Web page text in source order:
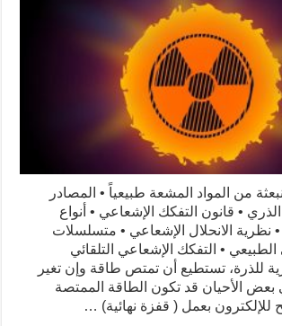
من المواد المشعة طبيعياً • المصادر
الذري • قانون التفكك الإشعاعي • أنواع
نظرية الانحلال الإشعاعي • متسلسلات
• التفكك الإشعاعي التلقائي
للذرة، تستطيع أن تمتص طاقة وإن تغير
الأحيان قد تكون الطاقة الممتصة
للإلكترون بعمل ( قفزة نهائية) …